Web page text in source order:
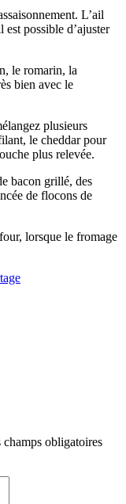
L’ail
possible d’ajuster
le romarin, la
bien avec le
plusieurs
le cheddar pour
plus relevée.
bacon grillé, des
de flocons de
lorsque le fromage
champs obligatoires